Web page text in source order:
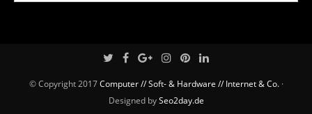
© Copyright 2017Computer // Soft- & Hardware // Internet & Co.·
Designed bySeo2day.de